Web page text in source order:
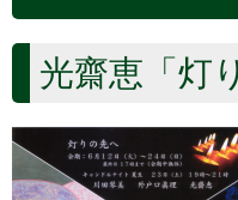
光齋恵「灯